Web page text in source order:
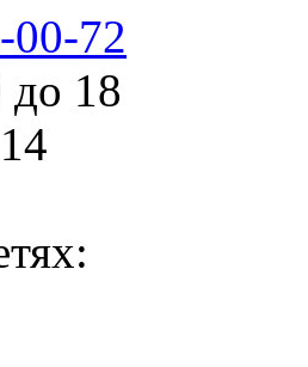
00-72
18